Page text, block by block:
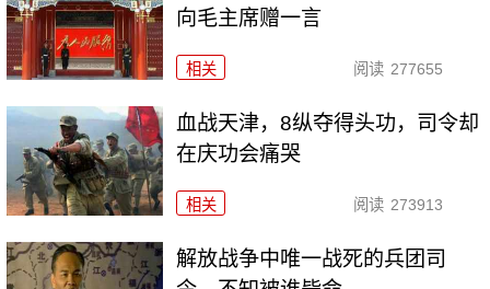
向毛主席赠一言
相关 阅读 277655
血战天津，8纵夺得头功，司令却
在庆功会痛哭
相关 阅读 273913
解放战争中唯一战死的兵团司